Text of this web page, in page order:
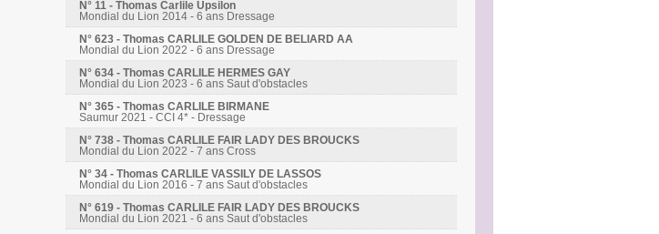
N° 11 - Thomas Carlile Upsilon
Mondial du Lion 2014 - 6 ans Dressage
N° 623 - Thomas CARLILE GOLDEN DE BELIARD AA
Mondial du Lion 2022 - 6 ans Dressage
N° 634 - Thomas CARLILE HERMES GAY
Mondial du Lion 2023 - 6 ans Saut d'obstacles
N° 365 - Thomas CARLILE BIRMANE
Saumur 2021 - CCI 4* - Dressage
N° 738 - Thomas CARLILE FAIR LADY DES BROUCKS
Mondial du Lion 2022 - 7 ans Cross
N° 34 - Thomas CARLILE VASSILY DE LASSOS
Mondial du Lion 2016 - 7 ans Saut d'obstacles
N° 619 - Thomas CARLILE FAIR LADY DES BROUCKS
Mondial du Lion 2021 - 6 ans Saut d'obstacles